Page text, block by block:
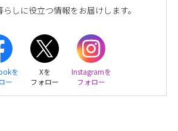
しに役立つ情報をお届けします。
を
ー
Xを
フォロー
Instagramを
フォロー